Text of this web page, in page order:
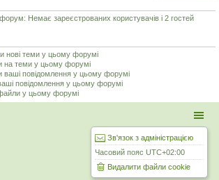
Немає зареєстрованих користувачів і 2 гостей
нові теми у цьому форумі
на теми у цьому форумі
ваші повідомлення у цьому форумі
повідомлення у цьому форумі
у цьому форумі
Зв'язок з адміністрацією
Часовий пояс UTC+02:00
Видалити файли cookie